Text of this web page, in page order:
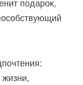
подарок,